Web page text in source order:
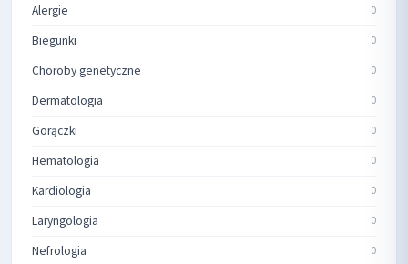
Alergie 0
Biegunki 0
Choroby genetyczne 0
Dermatologia 0
Gorączki 0
Hematologia 0
Kardiologia 0
Laryngologia 0
Nefrologia 0